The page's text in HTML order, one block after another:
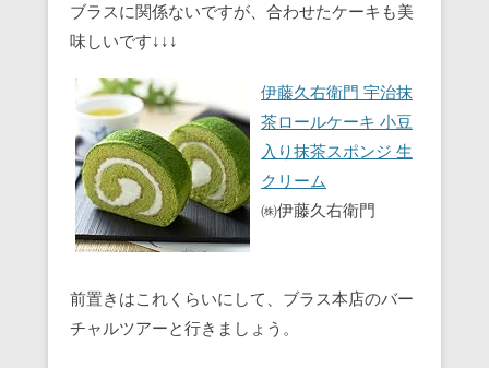
ブラスに関係ないですが、合わせたケーキも美
味しいです↓↓↓
伊藤久右衛門 宇治抹
茶ロールケーキ 小豆
入り抹茶スポンジ 生
クリーム
㈱伊藤久右衛門
前置きはこれくらいにして、ブラス本店のバー
チャルツアーと行きましょう。